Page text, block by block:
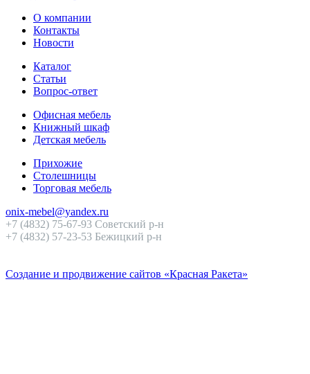
О компании
Контакты
Новости
Каталог
Статьи
Вопрос-ответ
Офисная мебель
Книжный шкаф
Детская мебель
Прихожие
Столешницы
Торговая мебель
onix-mebel@yandex.ru
+7 (4832) 75-67-93 Советский р-н
+7 (4832) 57-23-53 Бежицкий р-н
Создание и продвижение сайтов «Красная Ракета»